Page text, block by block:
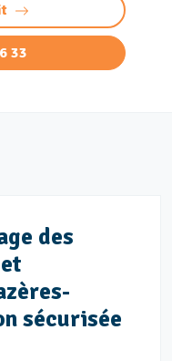
33
des
sécurisée